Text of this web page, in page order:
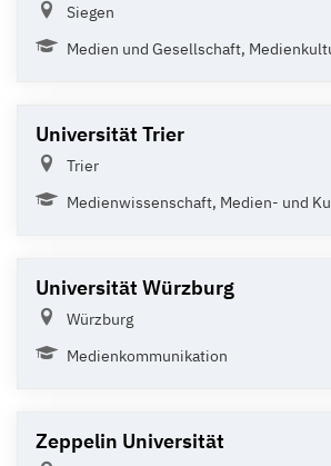
Siegen
Medien und Gesellschaft,
Universität Trier
Trier
Medienwissenschaft, Medien- und
Universität Würzburg
Würzburg
Medienkommunikation
Zeppelin Universität